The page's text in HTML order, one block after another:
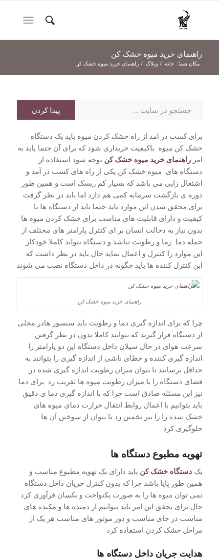
راهنمای خرید میوه خشک کن
مکان شما: خانه / وبلاگ / راهنمای خرید میوه خشک کن
برای کسب در امد از راه خشک کردن میوه باید یک دستگاه
خشک کن میوه باکیفیت خریداری شود که برای آن حتما یابد به
امر راهنمای خرید میوه خشک کن توجه شود استفاده از
دستگاه های میوه خشک کن یکی از راه های کسب در آمد و
اشتغال زایی می باشد که بسیار کم ریسک است و همین طور
دوره ی بازگشت سرمایه کمی هم دارد اما باید در نظر گرفت
برای محقق شدن این موارد باید حتما باید از دستگاه ها با
کیفیت و دارای قابلیت های مناسب برای خشک کردن میوه ها
بدون نیاز به دخالت انسان بر ای کنترل پارامتر های مختلف از
جمله دما زما و رطوبت تباشد و دستگاه بتواند کاملا خودکار
این موارد را کنترل و اعمال نماید حال باید در نظر داشت که
این کنترل کننده ها باید چگونه در داخل دستگاه نصب می شوند
راهنمای خرید میوه خشک کن
چرا که برای اندازه گیری دما و رطوبت باید سنسور هادر محلی
از دستگاه قرار گیرند که بتوانند کاملا بدون در نظر گرفتن
سرعت هوای در حال سیلان داخل دستگاه این دو پارامتر را
اندازه گیری کننده و خطای ناشی از اندازه گیری را بتوانند به
حداقل برسانند تا بتوان میزان رطوبت اندازه گیری شده در
فضای دستگاه را با میزان رطوبت میوه ها تقریب زد برای دما
نیز این مسئله صادق است چرا که با اندازه گیری دما ی دقیق
باید بتوانیم با اعمال روابط انتقال حرارت دمای میوه های
خشک شده را را نیز تخمین زد تا بتوان از سوختن آن ها
جلوگیری کرد
تهویه مطبوع دستگاه ها
یک دستگاه خشک کن باید دارای یک تهویه مطبوع مناسب و
همین طور پایا باشد چرا که بدون کنترل جریان داخل دستگاه
نمی توان میوه ها را به صورت یکنواخت و یکسان فرآوری کرد
حال برای تحقق این امر باید بتوانیم از دمنده ها و مکنده های
مناسب در جای مناسب و دور موتور های مناسب هر یک از
مراحل خشک کردن استفاده کرد
هدایت جریان داخل دستگاه ها